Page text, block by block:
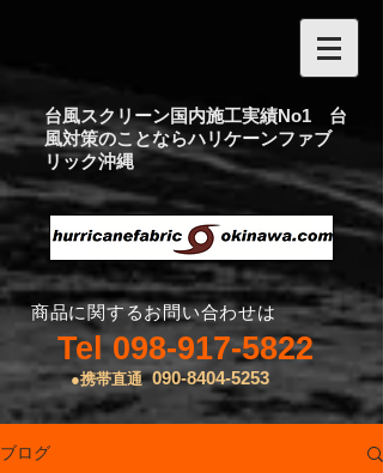
台風スクリーン国内施工実績No1 台
風対策のことならハリケーンファブ
リック沖縄
商品に関するお問い合わせは
Tel098-917-5822
●携帯直通 090-8404-5253
ブログ